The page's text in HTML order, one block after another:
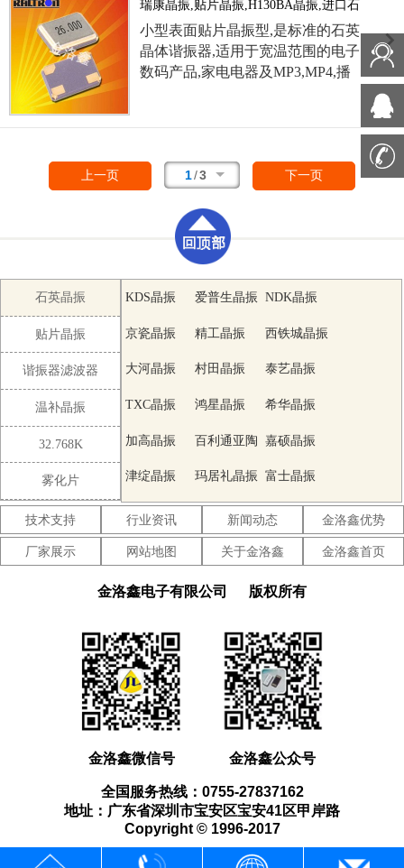
振,在极端严酷的环境条件下,晶振
也能正常工作,具有稳定的起振特
性,高耐热性,耐热循环性和耐振性
等的高可靠性能,由于在49/U形晶体
瑞康晶振,贴片晶振,H130BA晶振,进口石
英晶振
小型表面贴片晶振型,是标准的石英
晶体谐振器,适用于宽温范围的电子
数码产品,家电电器及MP3,MP4,播
回流温度曲线要求.
上一页 1/3 下一页
石英晶振
贴片晶振
谐振器滤波器
温补晶振
32.768K
雾化片
KDS晶振 爱普生晶振 NDK晶振
京瓷晶振 精工晶振 西铁城晶振
大河晶振 村田晶振 泰艺晶振
TXC晶振 鸿星晶振 希华晶振
加高晶振 百利通亚陶
晶振
嘉硕晶振
津绽晶振 玛居礼晶振 富士晶振
SMI晶振 Lihom晶振 SHINSUNG
晶振
NAKA晶振 AKER晶振 NKG晶振
NJR晶振 Sunny晶振 CTS晶振
德晶振
高利奇晶振 Jauch晶振 AbraconCrystal
晶振
维管晶振 ECScrystal 日蚀晶振
拉隆晶振 格林雷晶振 SiTimeCrystal
晶振
IDTcrystal
晶振
PletronicsCrystal
晶振
StatekCrystal
晶振
AEK晶振 AEL晶振 Cardinal晶
振
Crystek晶振 Euroquartz Fox晶振
技术支持 行业资讯 新闻动态 金洛鑫优势
厂家展示 网站地图 关于金洛鑫 金洛鑫首页
金洛鑫电子有限公司 版权所有
金洛鑫微信号 金洛鑫公众号
全国服务热线：0755-27837162
地址：广东省深圳市宝安区宝安41区甲岸路
Copyright © 1996-2017